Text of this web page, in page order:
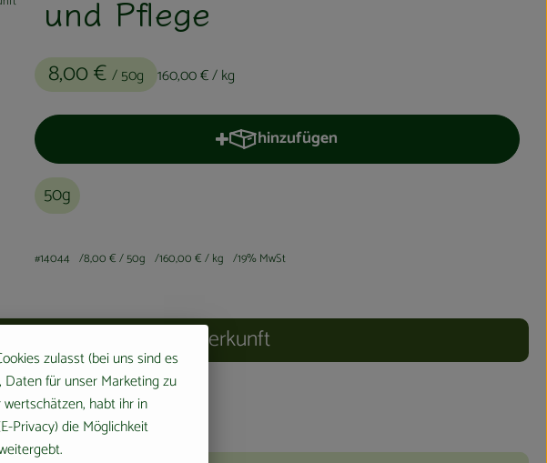
und Pflege
8,00 € / 50g 160,00 €/ kg
hinzufügen
Produkt zum Warenkorb hinzufügen
50g
#14044 8,00 €/ 50g 160,00 €/ kg 19% MwSt
Herkunft
zulasst (bei uns sind es
für unser Marketing zu
habt ihr in
Privacy) die Möglichkeit